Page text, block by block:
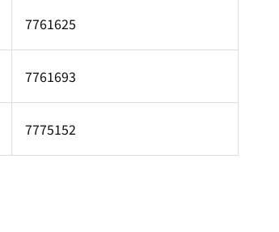
7761625
7761693
7775152